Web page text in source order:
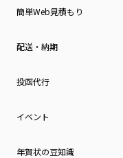
簡単Web見積もり
配送・納期
投函代行
イベント
年賀状の豆知識